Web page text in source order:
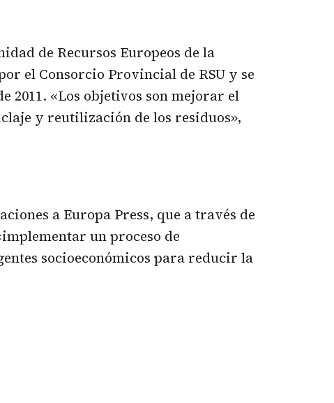
de Recursos Europeos de la
el Consorcio Provincial de RSU y se
2011. «Los objetivos son mejorar el
y reutilización de los residuos»,
a Europa Press, que a través de
un proceso de
socioeconómicos para reducir la